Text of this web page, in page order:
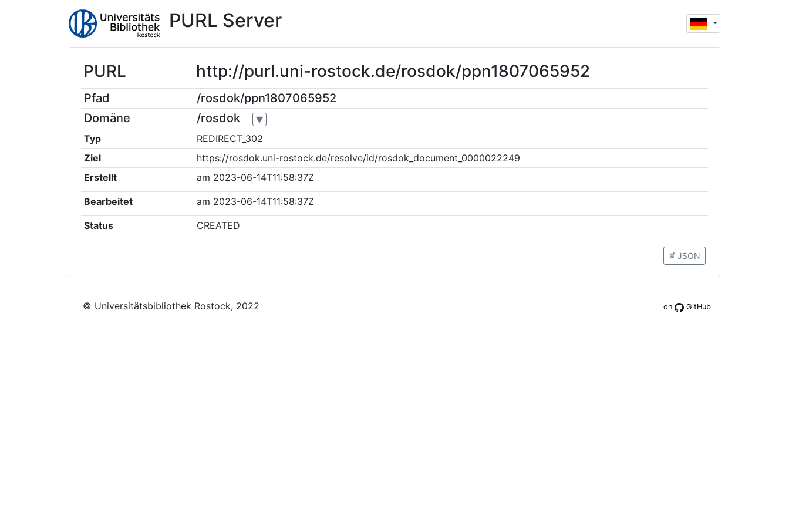
PURL Server
PURL http://purl.uni-rostock.de/rosdok/ppn1807065952
Pfad
/rosdok/ppn1807065952
Domäne
/rosdok ▼
Typ
REDIRECT_302
Ziel
https://rosdok.uni-rostock.de/resolve/id/rosdok_document_0000022249
Erstellt
am 2023-06-14T11:58:37Z
Bearbeitet am 2023-06-14T11:58:37Z
Status CREATED
🗎 JSON
on GitHub
© Universitätsbibliothek Rostock, 2022